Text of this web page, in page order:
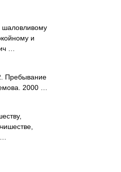
шаловливому
и
…
Пребывание
2000 …